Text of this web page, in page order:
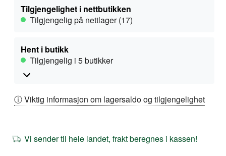
Tilgjengelighet i nettbutikken
Tilgjengelig på nettlager (17)
Hent i butikk
Tilgjengelig i 5 butikker
ⓘ Viktig informasjon om lagersaldo og tilgjengelighet
Vi sender til hele landet, frakt beregnes i kassen!